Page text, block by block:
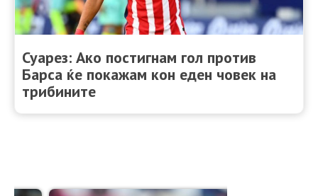
Суарез: Ако постигнам гол против
Барса ќе покажам кон еден човек на
трибините